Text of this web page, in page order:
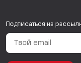
Подписаться на